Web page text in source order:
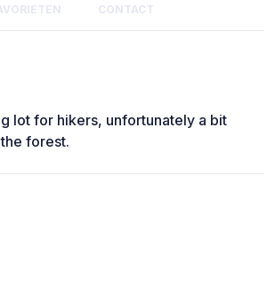
CONTACT
lot for hikers, unfortunately a bit
forest.